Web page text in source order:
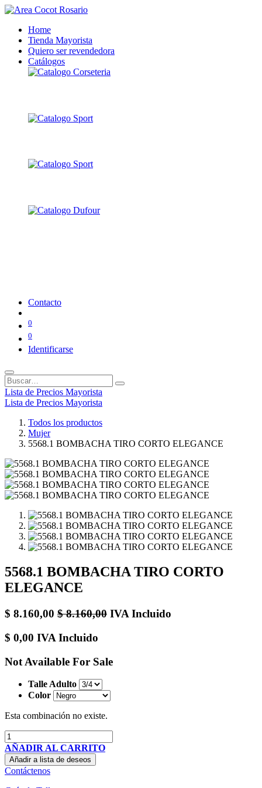
Home
Tienda Mayorista
Quiero ser revendedora
Catálogos
Contacto
0
0
Identificarse
Lista de Precios Mayorista
Lista de Precios Mayorista
Todos los productos
Mujer
5568.1 BOMBACHA TIRO CORTO ELEGANCE
5568.1 BOMBACHA TIRO CORTO
ELEGANCE
$ 8.160,00 $8.160,00 IVA Incluido
$ 0,00 IVA Incluido
Not Available For Sale
Talle Adulto
Color
Esta combinación no existe.
AÑADIR AL CARRITO
Añadir a lista de deseos
Contáctenos